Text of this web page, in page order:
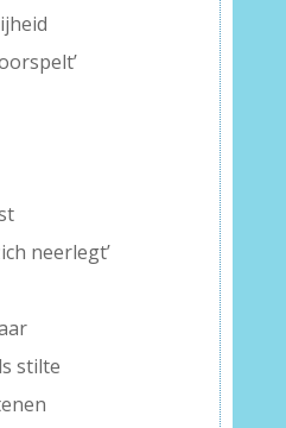
neerlegt’
stilte